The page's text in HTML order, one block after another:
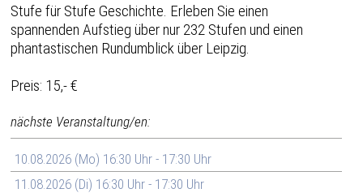
Stufe für Stufe Geschichte. Erleben Sie einen
spannenden Aufstieg über nur 232 Stufen und einen
phantastischen Rundumblick über Leipzig.
Preis: 15,- €
nächste Veranstaltung/en:
10.08.2026 (Mo) 16:30 Uhr - 17:30 Uhr
11.08.2026 (Di) 16:30 Uhr - 17:30 Uhr